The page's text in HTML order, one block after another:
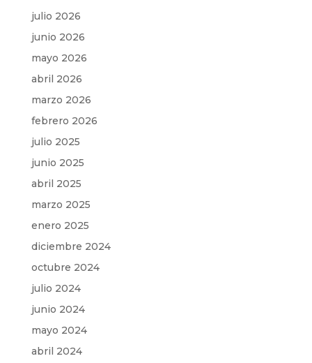
julio 2026
junio 2026
mayo 2026
abril 2026
marzo 2026
febrero 2026
julio 2025
junio 2025
abril 2025
marzo 2025
enero 2025
diciembre 2024
octubre 2024
julio 2024
junio 2024
mayo 2024
abril 2024